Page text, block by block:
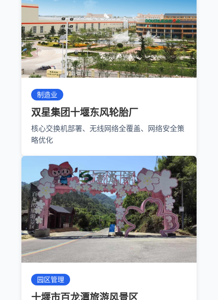
制造业
双星集团十堰东风轮胎厂
核心交换机部署、无线网络全覆盖、网络安全策
略优化
园区管理
十堰市百龙潭旅游风景区